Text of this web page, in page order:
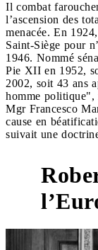
Il combat
l’ascension des
menacée. En
Saint-Siège pour
1946. Nommé
Pie XII en 1952,
2002, soit 43 ans
homme
Mgr Francesco
cause en
suivait une